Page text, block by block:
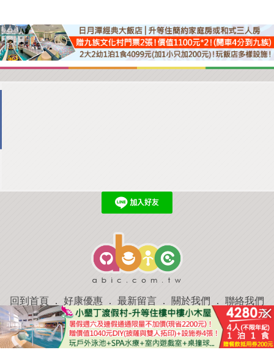
回到首頁 ． 好康優惠 ． 最新留言 ． 關於我們 ． 聯絡我們
部落格微件．商家合作．討論區．推薦景點． APP下載
羿磊資訊 服務條款&隱私權政策